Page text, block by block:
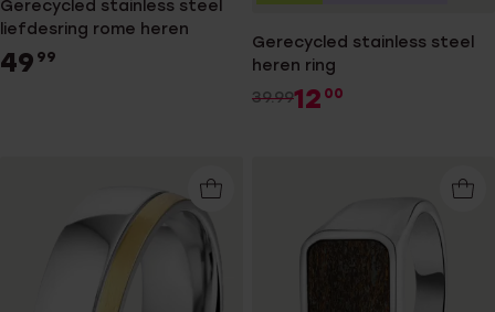
Gerecycled stainless steel
liefdesring rome heren
49 99
Gerecycled stainless steel
heren ring
39.9912 00